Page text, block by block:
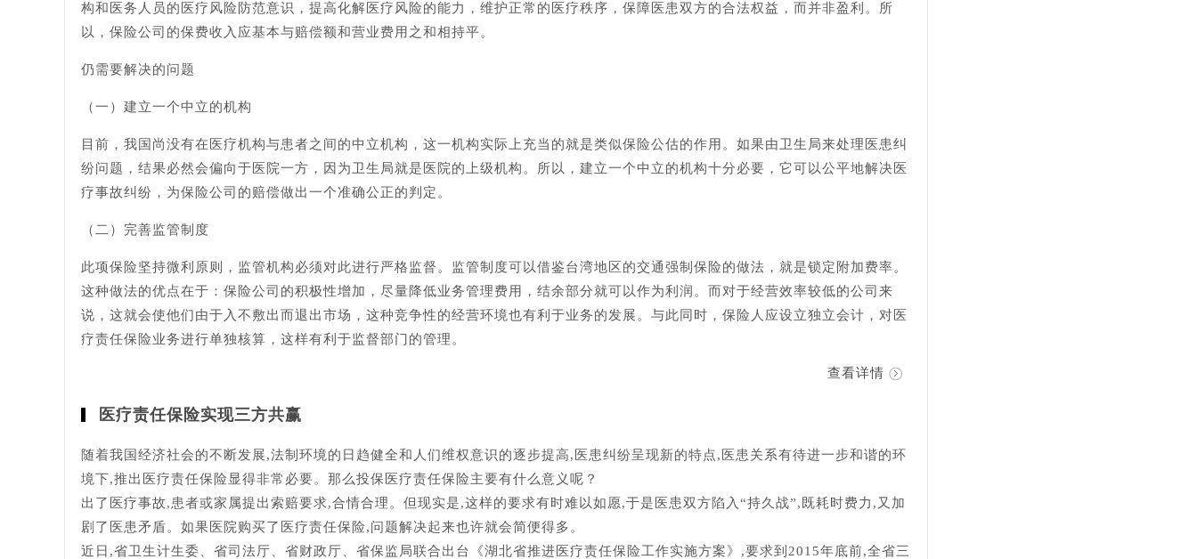
构和医务人员的医疗风险防范意识，提高化解医疗风险的能力，维护正常的医疗秩序，保障医患双方的合法权益，而并非盈利。所
以，保险公司的保费收入应基本与赔偿额和营业费用之和相持平。
仍需要解决的问题
（一）建立一个中立的机构
目前，我国尚没有在医疗机构与患者之间的中立机构，这一机构实际上充当的就是类似保险公估的作用。如果由卫生局来处理医患纠
纷问题，结果必然会偏向于医院一方，因为卫生局就是医院的上级机构。所以，建立一个中立的机构十分必要，它可以公平地解决医
疗事故纠纷，为保险公司的赔偿做出一个准确公正的判定。
（二）完善监管制度
此项保险坚持微利原则，监管机构必须对此进行严格监督。监管制度可以借鉴台湾地区的交通强制保险的做法，就是锁定附加费率。
这种做法的优点在于：保险公司的积极性增加，尽量降低业务管理费用，结余部分就可以作为利润。而对于经营效率较低的公司来
说，这就会使他们由于入不敷出而退出市场，这种竞争性的经营环境也有利于业务的发展。与此同时，保险人应设立独立会计，对医
疗责任保险业务进行单独核算，这样有利于监督部门的管理。
查看详情
医疗责任保险实现三方共赢
随着我国经济社会的不断发展,法制环境的日趋健全和人们维权意识的逐步提高,医患纠纷呈现新的特点,医患关系有待进一步和谐的环
境下,推出医疗责任保险显得非常必要。那么投保医疗责任保险主要有什么意义呢？
出了医疗事故,患者或家属提出索赔要求,合情合理。但现实是,这样的要求有时难以如愿,于是医患双方陷入“持久战”,既耗时费力,又加
剧了医患矛盾。如果医院购买了医疗责任保险,问题解决起来也许就会简便得多。
近日,省卫生计生委、省司法厅、省财政厅、省保监局联合出台《湖北省推进医疗责任保险工作实施方案》,要求到2015年底前,全省三